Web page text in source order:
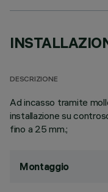
DESCRIZIONE
Ad incasso tramite
installazione su
fino a 25 mm.;
Montaggio